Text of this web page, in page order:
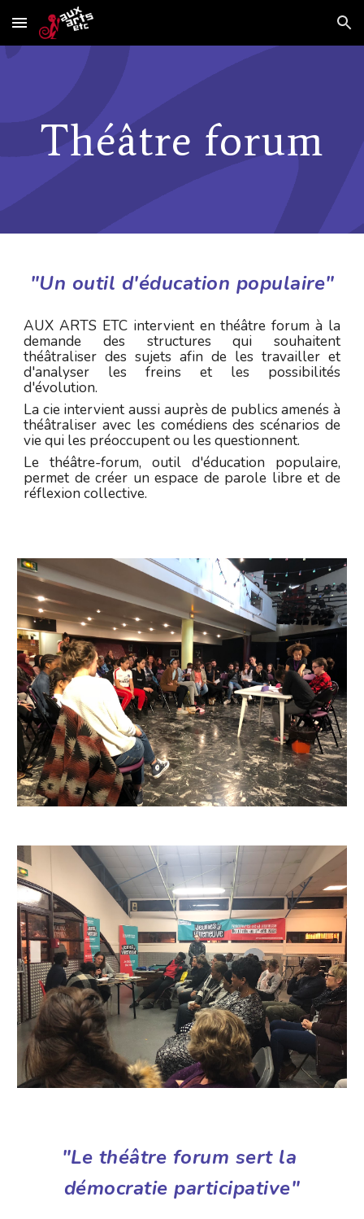
Skip to main content Skip to navigation
Théâtre forum
"Un outil d'éducation populaire"
AUX ARTS ETC intervient en théâtre forum à la
demande des structures qui souhaitent
théâtraliser des sujets afin de les travailler et
d'analyser les freins et les possibilités
d'évolution.
La cie intervient aussi auprès de publics amenés à
théâtraliser avec les comédiens des scénarios de
vie qui les préoccupent ou les questionnent.
Le théâtre-forum, outil d'éducation populaire,
permet de créer un espace de parole libre et de
réflexion collective.
"Le théâtre forum sert la
démocratie participative"